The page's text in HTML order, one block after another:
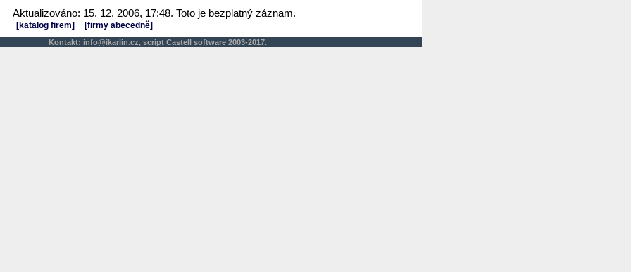
Aktualizováno: 15. 12. 2006, 17:48. Toto je bezplatný záznam.
[katalog firem] [firmy abecedně]
Kontakt: info@ikarlin.cz, script Castell software 2003-2017.